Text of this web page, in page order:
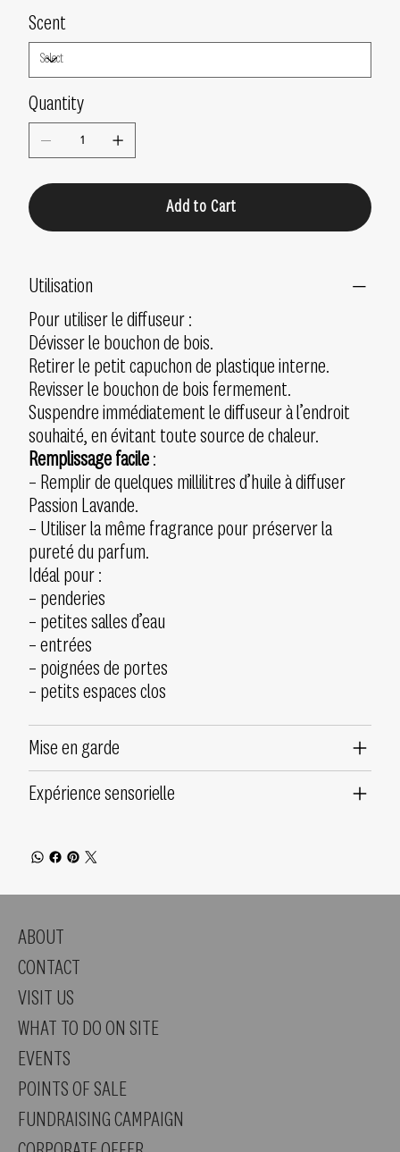
Scent
Quantity
Add to Cart
Utilisation
Pour utiliser le diffuseur :
Dévisser le bouchon de bois.
Retirer le petit capuchon de plastique interne.
Revisser le bouchon de bois fermement.
Suspendre immédiatement le diffuseur à l’endroit
souhaité, en évitant toute source de chaleur.
Remplissage facile :
– Remplir de quelques millilitres d’huile à diffuser
Passion Lavande.
– Utiliser la même fragrance pour préserver la
pureté du parfum.
Idéal pour :
– penderies
– petites salles d’eau
– entrées
– poignées de portes
– petits espaces clos
Mise en garde
Expérience sensorielle
ABOUT
CONTACT
VISIT US
WHAT TO DO ON SITE
EVENTS
POINTS OF SALE
FUNDRAISING CAMPAIGN